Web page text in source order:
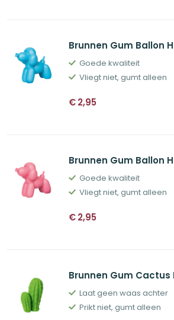
Brunnen Gum Ballon
Goede kwaliteit
Vliegt niet, gumt alleen
€2,95
Brunnen Gum Ballon
Goede kwaliteit
Vliegt niet, gumt alleen
€2,95
Brunnen Gum Cactus
Laat geen waas achter
Prikt niet, gumt alleen